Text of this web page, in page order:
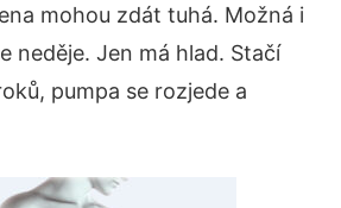
mohou zdát tuhá. Možná i
neděje. Jen má hlad. Stačí
pumpa se rozjede a